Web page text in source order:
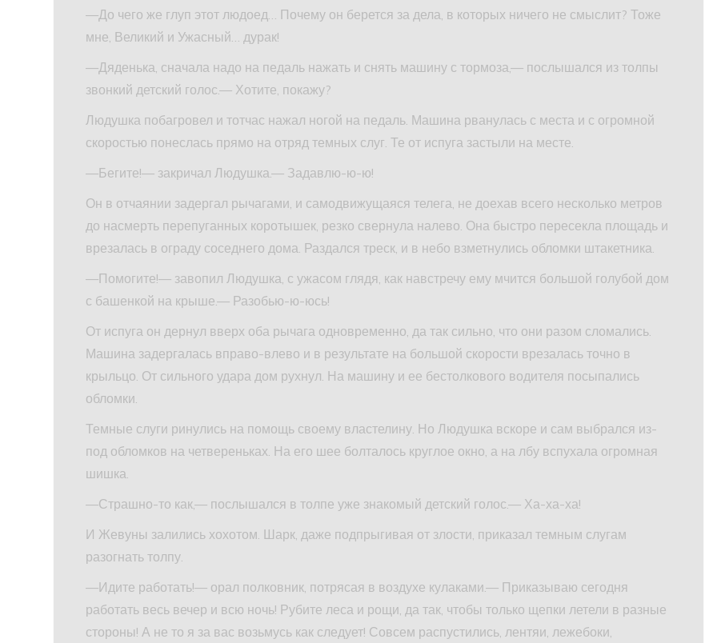
—До чего же глуп этот людоед… Почему он берется за дела, в которых ничего не смыслит? Тоже
мне, Великий и Ужасный… дурак!
—Дяденька, сначала надо на педаль нажать и снять машину с тормоза,— послышался из толпы
звонкий детский голос.— Хотите, покажу?
Людушка побагровел и тотчас нажал ногой на педаль. Машина рванулась с места и с огромной
скоростью понеслась прямо на отряд темных слуг. Те от испуга застыли на месте.
—Бегите!— закричал Людушка.— Задавлю-ю-ю!
Он в отчаянии задергал рычагами, и самодвижущаяся телега, не доехав всего несколько метров
до насмерть перепуганных коротышек, резко свернула налево. Она быстро пересекла площадь и
врезалась в ограду соседнего дома. Раздался треск, и в небо взметнулись обломки штакетника.
—Помогите!— завопил Людушка, с ужасом глядя, как навстречу ему мчится большой голубой дом
с башенкой на крыше.— Разобью-ю-юсь!
От испуга он дернул вверх оба рычага одновременно, да так сильно, что они разом сломались.
Машина задергалась вправо-влево и в результате на большой скорости врезалась точно в
крыльцо. От сильного удара дом рухнул. На машину и ее бестолкового водителя посыпались
обломки.
Темные слуги ринулись на помощь своему властелину. Но Людушка вскоре и сам выбрался из-
под обломков на четвереньках. На его шее болталось круглое окно, а на лбу вспухала огромная
шишка.
—Страшно-то как,— послышался в толпе уже знакомый детский голос.— Ха-ха-ха!
И Жевуны залились хохотом. Шарк, даже подпрыгивая от злости, приказал темным слугам
разогнать толпу.
—Идите работать!— орал полковник, потрясая в воздухе кулаками.— Приказываю сегодня
работать весь вечер и всю ночь! Рубите леса и рощи, да так, чтобы только щепки летели в разные
стороны! А не то я за вас возьмусь как следует! Совсем распустились, лентяи, лежебоки,